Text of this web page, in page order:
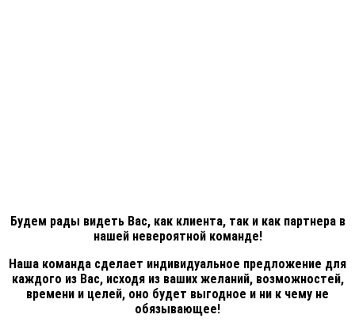
Будем рады видеть Вас, как клиента, так и как партнера в
нашей невероятной команде!
Наша команда сделает индивидуальное предложение для
каждого из Вас, исходя из ваших желаний, возможностей,
времени и целей, оно будет выгодное и ни к чему не
обязывающее!